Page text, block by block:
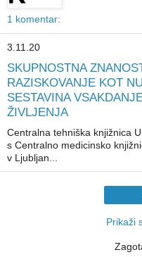
1 komentar:
3.11.20
SKUPNOSTNA
RAZISKOVANJE KOT
SESTAVINA
ŽIVLJENJA
Centralna tehniška knjižnica
s Centralno medicinsko
v Ljubljan...
Prikaži